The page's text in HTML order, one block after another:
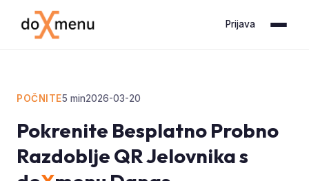
Prijava
POČNITE5 min2026-03-20
Pokrenite Besplatno Probno
Razdoblje QR Jelovnika s